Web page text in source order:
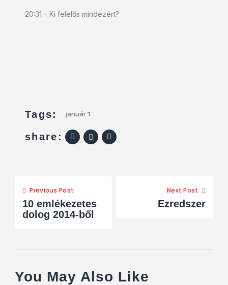
20:31 – Ki felelős mindezért?
Tags: január 1
share:
Previous Post
10 emlékezetes
dolog 2014-ből
Next Post
Ezredszer
You May Also Like